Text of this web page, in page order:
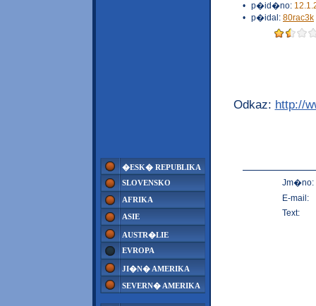
�ESK� REPUBLIKA
SLOVENSKO
AFRIKA
ASIE
AUSTR�LIE
EVROPA
JI�N� AMERIKA
SEVERN� AMERIKA
• p�id�no:
• p�idal: 80rac3k
Odkaz: http://
Jm�no:
E-mail:
Text: